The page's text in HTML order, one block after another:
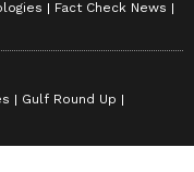
Fact Check News
Gulf Round Up